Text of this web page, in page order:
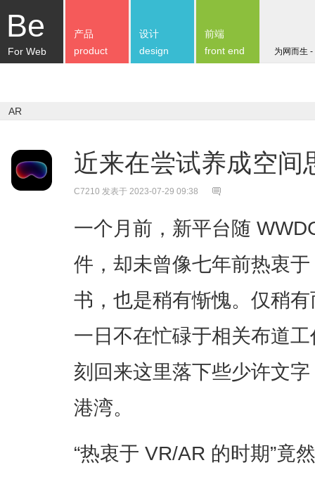
Be
For Web 为网而生
产品
product
设计
design
前端
front end
AR
近来在尝试养成空
C7210 发表于 2023-07-29 09:38
一个月前，新平台随
件，却未曾像七年前热衷
书，也是稍有惭愧。仅稍
一日不在忙碌于相关布道
刻回来这里落下些少许文
港湾。
“热衷于 VR/AR 的时期”竟